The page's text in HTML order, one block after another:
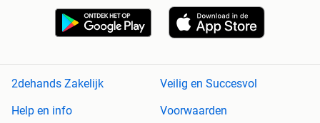
2dehands Zakelijk
Veilig en Succesvol
Help en info
Voorwaarden